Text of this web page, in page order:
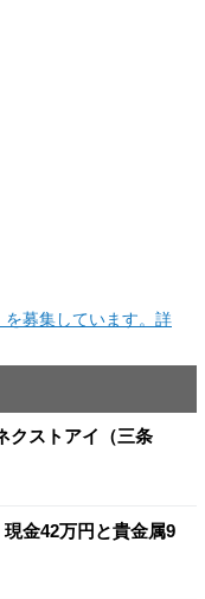
募集しています。詳
クストアイ（三条
現金42万円と貴金属9